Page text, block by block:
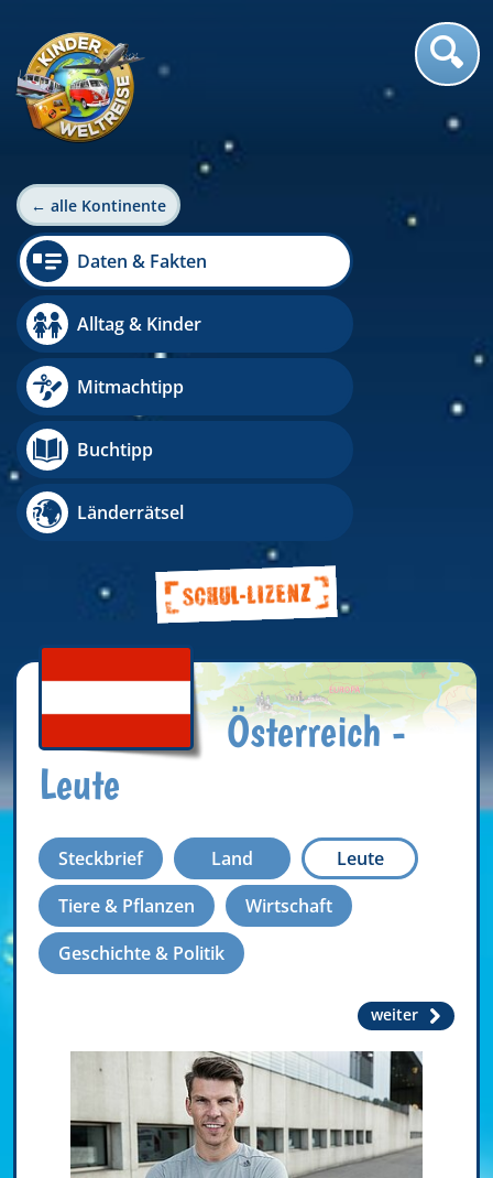
← alle Kontinente
Daten & Fakten
Alltag & Kinder
Mitmachtipp
Buchtipp
Länderrätsel
Österreich -
Leute
Steckbrief Land
Leute
Tiere & Pflanzen
Wirtschaft
Geschichte & Politik
weiter